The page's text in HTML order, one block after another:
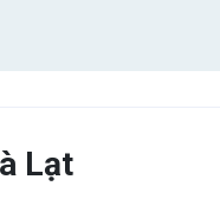
Lạt